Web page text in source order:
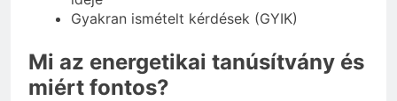
Gyakran ismételt kérdések (GYIK)
Mi az energetikai tanúsítvány és
miért fontos?